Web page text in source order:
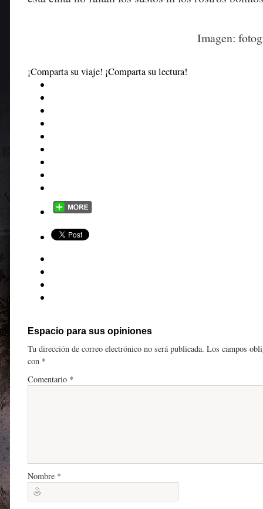
Imagen:
¡Comparta su viaje! ¡Comparta su lectura!
Espacio para sus opiniones
Tu dirección de correo electrónico no será publicada. Los campos
con *
Comentario *
Nombre *